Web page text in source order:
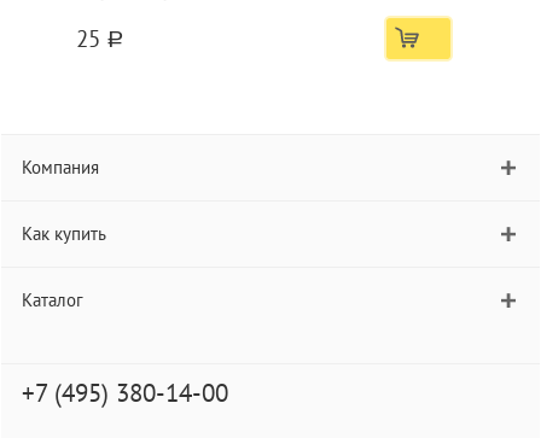
25 a
Компания
Как купить
Каталог
+7 (495) 380-14-00